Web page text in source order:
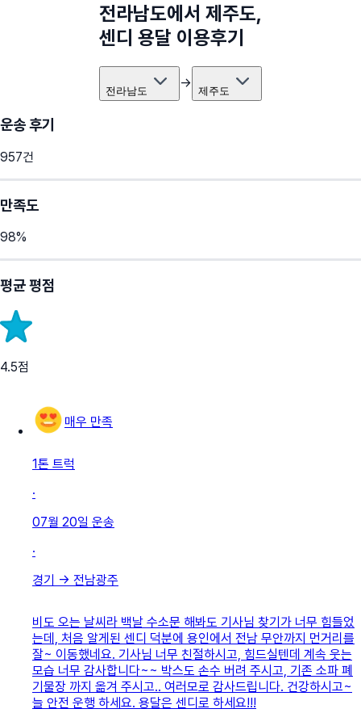
전라남도에서 제주도,
센디 용달 이용후기
전라남도 → 제주도
운송 후기
957건
만족도
98%
평균 평점
4.5점
매우 만족
1톤 트럭
·
07월 20일 운송
·
경기 → 전남광주
비도 오는 날씨라 백날 수소문 해봐도 기사님 찾기가 너무 힘들었
는데, 처음 알게된 센디 덕분에 용인에서 전남 무안까지 먼거리를
잘~ 이동했네요. 기사님 너무 친절하시고, 힘드실텐데 계속 웃는
모습 너무 감사합니다~~ 박스도 손수 버려 주시고, 기존 소파 폐
기물장 까지 옮겨 주시고.. 여러모로 감사드립니다. 건강하시고~
늘 안전 운행 하세요. 용달은 센디로 하세요!!!